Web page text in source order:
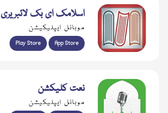
اسلامک ای بک لائبریری
موبائل ایپلیکیشن
Play Store App Store
نعت کلیکشن
موبائل ایپلیکیشن